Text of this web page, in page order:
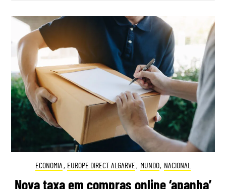
ECONOMIA , EUROPE DIRECT ALGARVE, MUNDO, NACIONAL
Nova taxa em compras online ‘apanha’